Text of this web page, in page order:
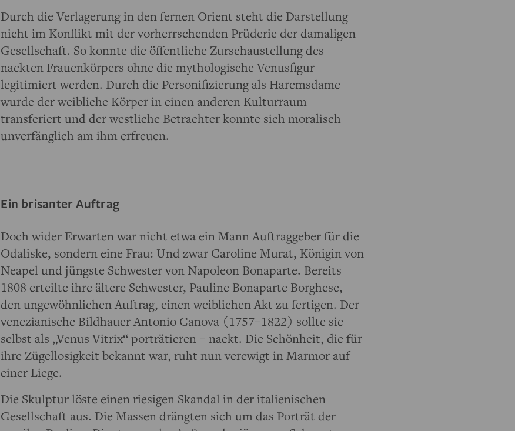
Durch die Verlagerung in den fernen Orient steht die Darstellung
nicht im Konflikt mit der vorherrschenden Prüderie der damaligen
Gesellschaft. So konnte die öffentliche Zurschaustellung des
nackten Frauenkörpers ohne die mythologische Venusfigur
legitimiert werden. Durch die Personifizierung als Haremsdame
wurde der weibliche Körper in einen anderen Kulturraum
transferiert und der westliche Betrachter konnte sich moralisch
unverfänglich am ihm erfreuen.
Ein brisanter Auftrag
Doch wider Erwarten war nicht etwa ein Mann Auftraggeber für die
Odaliske, sondern eine Frau: Und zwar Caroline Murat, Königin von
Neapel und jüngste Schwester von Napoleon Bonaparte. Bereits
1808 erteilte ihre ältere Schwester, Pauline Bonaparte Borghese,
den ungewöhnlichen Auftrag, einen weiblichen Akt zu fertigen. Der
venezianische Bildhauer Antonio Canova (1757–1822) sollte sie
selbst als „Venus Vitrix“ porträtieren – nackt. Die Schönheit, die für
ihre Zügellosigkeit bekannt war, ruht nun verewigt in Marmor auf
einer Liege.
Die Skulptur löste einen riesigen Skandal in der italienischen
Gesellschaft aus. Die Massen drängten sich um das Porträt der